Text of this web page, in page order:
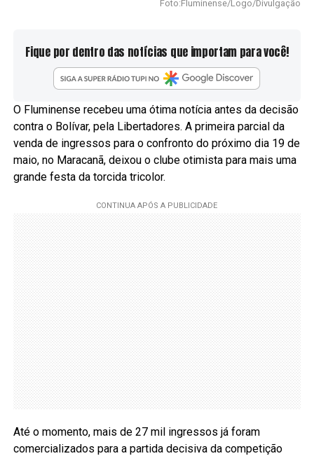
Foto:Fluminense/Logo/Divulgação
Fique por dentro das notícias que importam para você!
O Fluminense recebeu uma ótima notícia antes da decisão
contra o Bolívar, pela Libertadores. A primeira parcial da
venda de ingressos para o confronto do próximo dia 19 de
maio, no Maracanã, deixou o clube otimista para mais uma
grande festa da torcida tricolor.
Até o momento, mais de 27 mil ingressos já foram
comercializados para a partida decisiva da competição